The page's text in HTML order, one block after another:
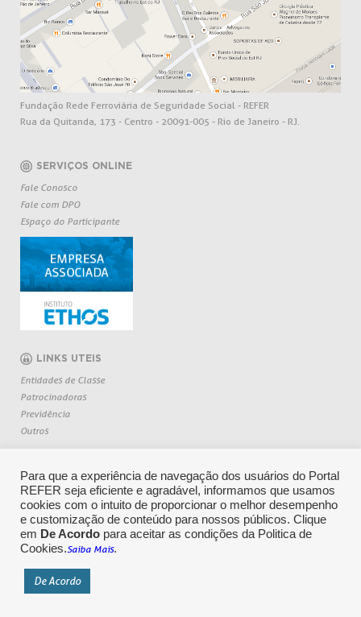
Fundação Rede Ferroviária de Seguridade Social - REFER
Rua da Quitanda, 173 - Centro - 20091-005 - Rio de Janeiro - RJ.
SERVIÇOS ONLINE
Fale Conosco
Fale com DPO
Espaço do Participante
LINKS UTEIS
Entidades de Classe
Patrocinadoras
Previdência
Outros
Copyright 2026 REFER - Todos os direitos reservados
Para que a experiência de navegação dos usuários do Portal
REFER seja eficiente e agradável, informamos que usamos
cookies com o intuito de proporcionar o melhor desempenho
e customização de conteúdo para nossos públicos. Clique
em De Acordo para aceitar as condições da Politica de
Cookies.Saiba Mais.
De Acordo